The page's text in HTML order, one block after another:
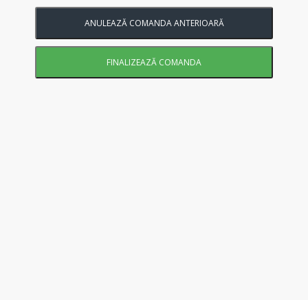
ANULEAZĂ COMANDA ANTERIOARĂ
FINALIZEAZĂ COMANDA